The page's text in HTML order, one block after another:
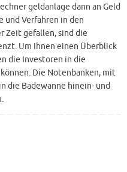
geldanlage dann an Geld
und Verfahren in den
Zeit gefallen, sind die
Um Ihnen einen Überblick
die Investoren in die
Die Notenbanken, mit
die Badewanne hinein- und